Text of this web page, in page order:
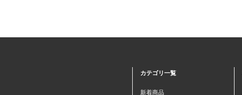
カテゴリ一覧
新着商品